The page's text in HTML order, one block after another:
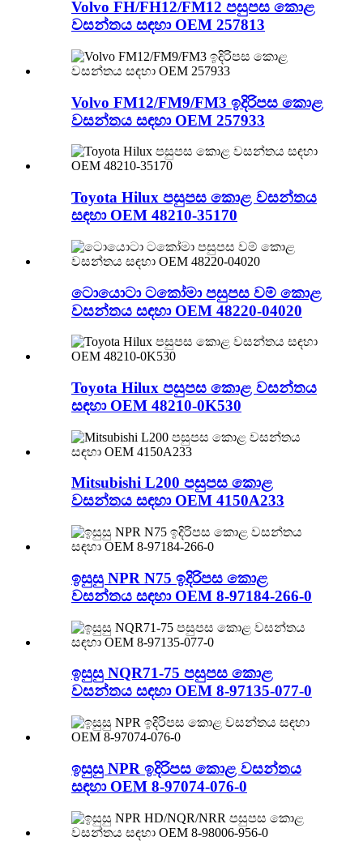
Volvo FH/FH12/FM12 පසුපස කොළ
වසන්තය සඳහා OEM 257813
Volvo FM12/FM9/FM3 ඉදිරිපස කොළ
වසන්තය සඳහා OEM 257933
Toyota Hilux පසුපස කොළ වසන්තය
සඳහා OEM 48210-35170
ටොයොටා ටකෝමා පසුපස වම් කොළ
වසන්තය සඳහා OEM 48220-04020
Toyota Hilux පසුපස කොළ වසන්තය
සඳහා OEM 48210-0K530
Mitsubishi L200 පසුපස කොළ
වසන්තය සඳහා OEM 4150A233
ඉසුසු NPR N75 ඉදිරිපස කොළ
වසන්තය සඳහා OEM 8-97184-266-0
ඉසුසු NQR71-75 පසුපස කොළ
වසන්තය සඳහා OEM 8-97135-077-0
ඉසුසු NPR ඉදිරිපස කොළ වසන්තය
සඳහා OEM 8-97074-076-0